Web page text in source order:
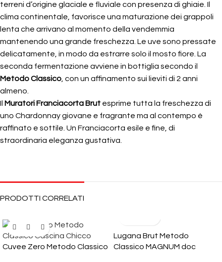
terreni d’origine glaciale e fluviale con presenza di ghiaie. Il
clima continentale, favorisce una maturazione dei grappoli
lenta che arrivano al momento della vendemmia
mantenendo una grande freschezza. Le uve sono pressate
delicatamente, in modo da estrarre solo il mosto fiore. La
seconda fermentazione avviene in bottiglia secondo il
Metodo Classico , con un affinamento sui lieviti di 2 anni
almeno.
Il Muratori Franciacorta Brut esprime tutta la freschezza di
uno Chardonnay giovane e fragrante ma al contempo è
raffinato e sottile. Un Franciacorta esile e fine, di
straordinaria eleganza gustativa.
PRODOTTI CORRELATI
Cuvee Zero Metodo Classico
Lugana Brut Metodo
Classico MAGNUM doc